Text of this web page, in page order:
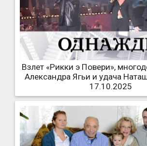
Взлет «Рикки э Повери»,
Александра Ягьи и удача
17.10.2025